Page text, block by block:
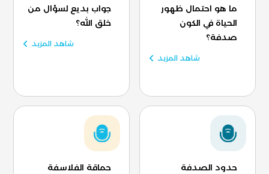
ما هو احتمال ظهور
الحياة في الكون
صدفة؟
شاهد المزيد
جواب بديع لسؤال من
خلق الله؟
شاهد المزيد
حدود الصدفة
حماقة الفلاسفة